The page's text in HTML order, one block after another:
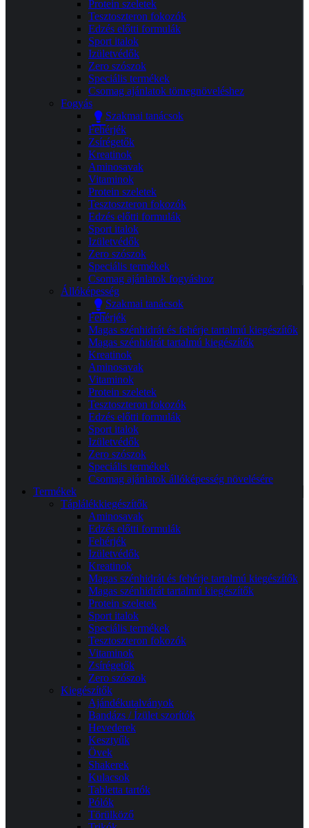
Protein szeletek
Tesztoszteron fokozók
Edzés előtti formulák
Sport italok
Izületvédők
Zero szószok
Speciális termékek
Csomag ajánlatok tömegnöveléshez
Fogyás
Szakmai tanácsok
Fehérjék
Zsírégetők
Kreatinok
Aminosavak
Vitaminok
Protein szeletek
Tesztoszteron fokozók
Edzés előtti formulák
Sport italok
Izületvédők
Zero szószok
Speciális termékek
Csomag ajánlatok fogyáshoz
Állóképesség
Szakmai tanácsok
Fehérjék
Magas szénhidrát és fehérje tartalmú kiegészítők
Magas szénhidrát tartalmú kiegészítők
Kreatinok
Aminosavak
Vitaminok
Protein szeletek
Tesztoszteron fokozók
Edzés előtti formulák
Sport italok
Izületvédők
Zero szószok
Speciális termékek
Csomag ajánlatok állóképesség növelésére
Termékek
Táplálékkiegészítők
Aminosavak
Edzés előtti formulák
Fehérjék
Izületvédők
Kreatinok
Magas szénhidrát és fehérje tartalmú kiegészítők
Magas szénhidrát tartalmú kiegészítők
Protein szeletek
Sport italok
Speciális termékek
Tesztoszteron fokozók
Vitaminok
Zsírégetők
Zero szószok
Kiegészítők
Ajándékutalványok
Bandázs / Ízület szorítók
Hevederek
Kesztyűk
Övek
Shakerek
Kulacsok
Tabletta tartók
Pólók
Törülköző